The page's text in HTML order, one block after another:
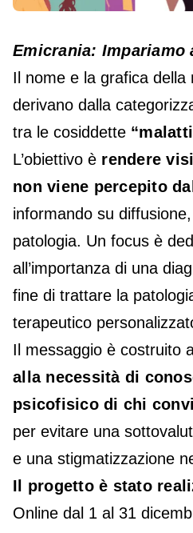
Emicrania: Impariamo
Il nome e la grafica della
derivano dalla
tra le cosiddette
L’obiettivo è rendere
non viene percepito
informando su
patologia. Un focus è
all’importanza di una
fine di trattare la
terapeutico
Il messaggio è costruito
alla necessità di
psicofisico di chi
per evitare una
e una stigmatizzazione
Il progetto è stato
Online dal 1 al 31